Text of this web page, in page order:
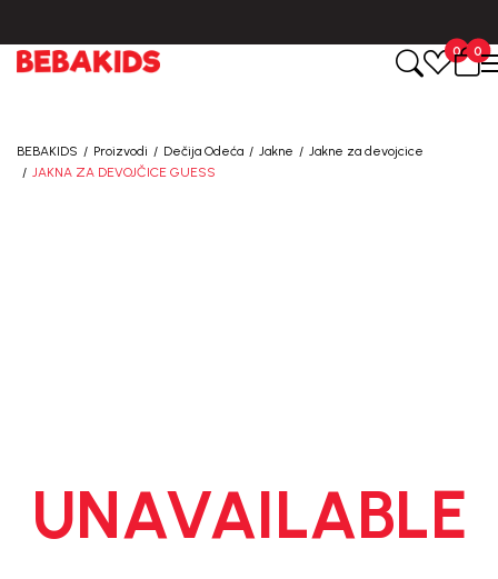
0
0
BEBAKIDS Proizvodi Dečija Odeća Jakne
Jakne za devojcice
JAKNA ZA DEVOJČICE GUESS
UNAVAILABLE